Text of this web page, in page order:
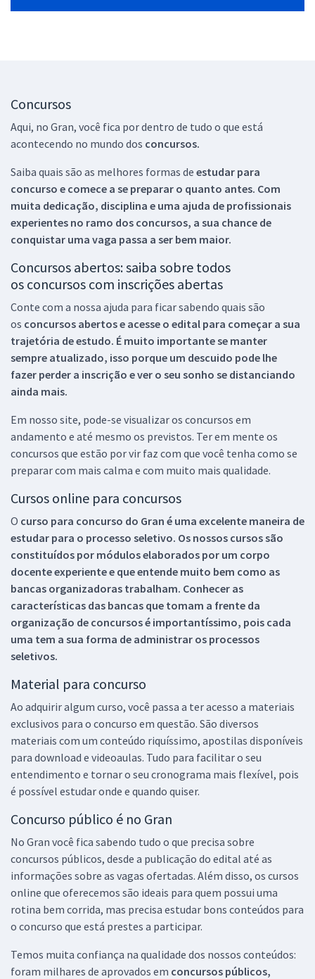
Concursos
Aqui, no Gran, você fica por dentro de tudo o que está
acontecendo no mundo dos concursos.
Saiba quais são as melhores formas de estudar para
concurso e comece a se preparar o quanto antes. Com
muita dedicação, disciplina e uma ajuda de profissionais
experientes no ramo dos concursos, a sua chance de
conquistar uma vaga passa a ser bem maior.
Concursos abertos: saiba sobre todos
os concursos com inscrições abertas
Conte com a nossa ajuda para ficar sabendo quais são
os concursos abertos e acesse o edital para começar a sua
trajetória de estudo. É muito importante se manter
sempre atualizado, isso porque um descuido pode lhe
fazer perder a inscrição e ver o seu sonho se distanciando
ainda mais.
Em nosso site, pode-se visualizar os concursos em
andamento e até mesmo os previstos. Ter em mente os
concursos que estão por vir faz com que você tenha como se
preparar com mais calma e com muito mais qualidade.
Cursos online para concursos
O curso para concurso do Gran é uma excelente maneira de
estudar para o processo seletivo. Os nossos cursos são
constituídos por módulos elaborados por um corpo
docente experiente e que entende muito bem como as
bancas organizadoras trabalham. Conhecer as
características das bancas que tomam a frente da
organização de concursos é importantíssimo, pois cada
uma tem a sua forma de administrar os processos
seletivos.
Material para concurso
Ao adquirir algum curso, você passa a ter acesso a materiais
exclusivos para o concurso em questão. São diversos
materiais com um conteúdo riquíssimo, apostilas disponíveis
para download e videoaulas. Tudo para facilitar o seu
entendimento e tornar o seu cronograma mais flexível, pois
é possível estudar onde e quando quiser.
Concurso público é no Gran
No Gran você fica sabendo tudo o que precisa sobre
concursos públicos, desde a publicação do edital até as
informações sobre as vagas ofertadas. Além disso, os cursos
online que oferecemos são ideais para quem possui uma
rotina bem corrida, mas precisa estudar bons conteúdos para
o concurso que está prestes a participar.
Temos muita confiança na qualidade dos nossos conteúdos:
foram milhares de aprovados em concursos públicos,